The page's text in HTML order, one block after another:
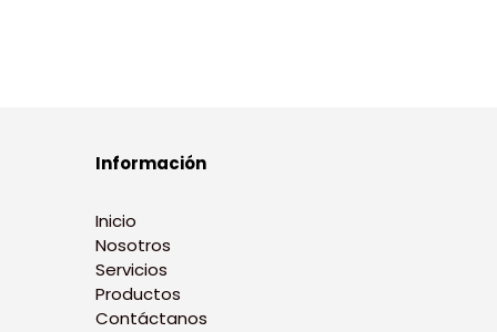
Información
Inicio
Nosotros
Servicios
Productos
Contáctanos